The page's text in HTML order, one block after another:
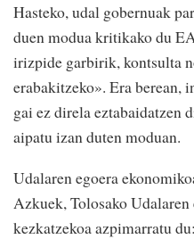
Hasteko, udal gobernuak
duen modua kritikako du
irizpide garbirik, kontsulta
erabakitzeko». Era berean,
gai ez direla eztabaidatzen
aipatu izan duten moduan.
Udalaren egoera
Azkuek, Tolosako
kezkatzekoa azpimarratu